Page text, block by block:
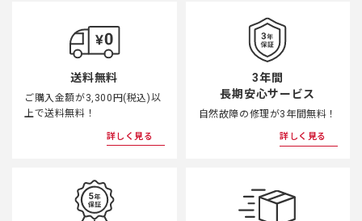
送料無料
ご購入金額が3,300円(税込)以
上で送料無料！
詳しく見る
3年間
長期安心サービス
自然故障の修理が3年間無料！
詳しく見る